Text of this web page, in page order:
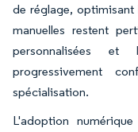
de réglage,
manuelles restent
personnalisées
progressivement
spécialisation.
L'adoption